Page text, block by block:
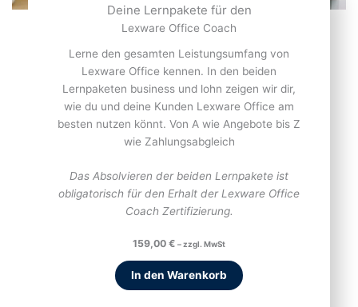
Deine Lernpakete für den
Lexware Office Coach
Lerne den gesamten Leistungsumfang von
Lexware Office kennen. In den beiden
Lernpaketen business und lohn zeigen wir dir,
wie du und deine Kunden Lexware Office am
besten nutzen könnt. Von A wie Angebote bis Z
wie Zahlungsabgleich
Das Absolvieren der beiden Lernpakete ist
obligatorisch für den Erhalt der Lexware Office
Coach Zertifizierung.
159,00 € – zzgl. MwSt
In den Warenkorb